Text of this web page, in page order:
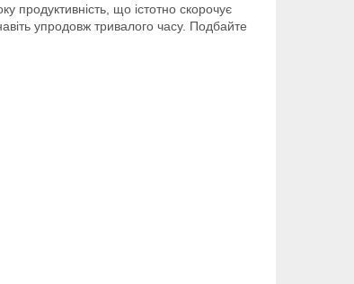
продуктивність, що істотно скорочує
упродовж тривалого часу. Подбайте